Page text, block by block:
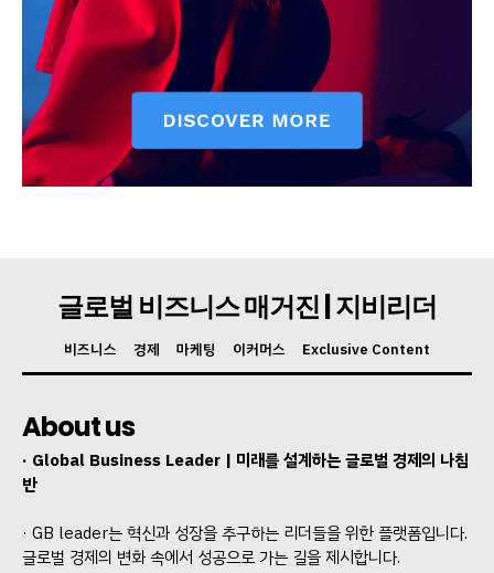
글로벌 비즈니스 매거진 | 지비리더
비즈니스 경제 마케팅 이커머스 Exclusive Content
About us
· Global Business Leader | 미래를 설계하는 글로벌 경제의 나침
반
· GB leader는 혁신과 성장을 추구하는 리더들을 위한 플랫폼입니다.
글로벌 경제의 변화 속에서 성공으로 가는 길을 제시합니다.